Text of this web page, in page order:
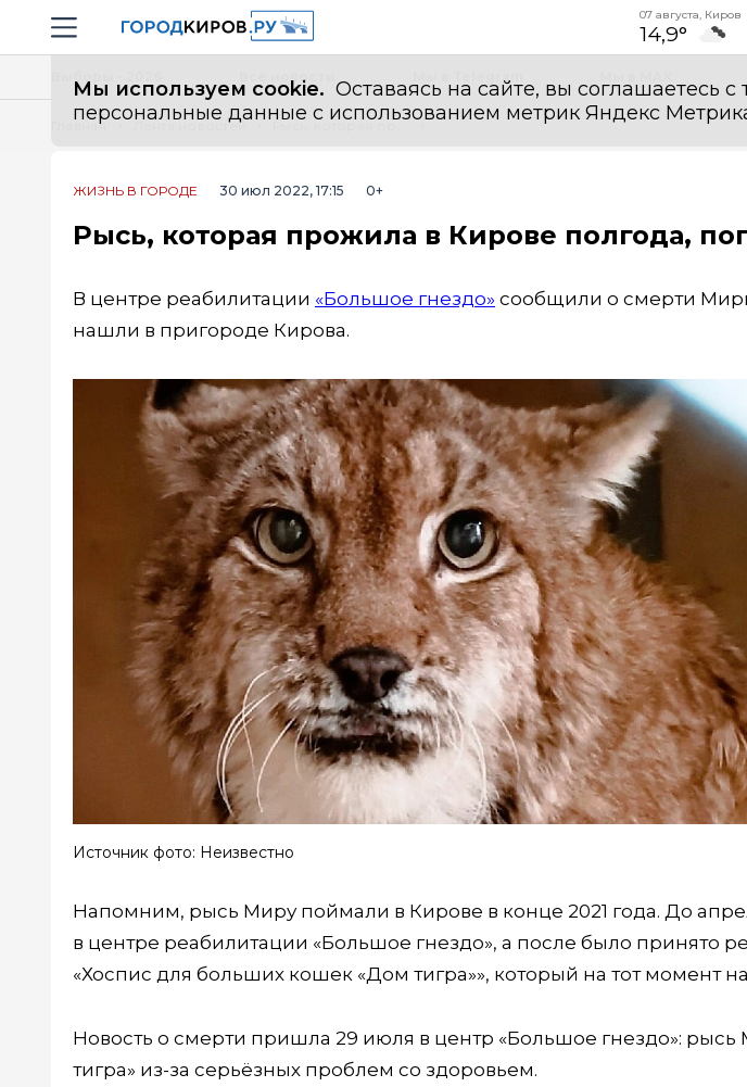
Навигация сайта
07 августа, Киров
14,9°
Мы используем cookie. Оставаясь на сайте, вы соглашаетесь
персональные данные с использованием метрик Яндекс
Все новости
Главная Лента новостей
ЖИЗНЬ В ГОРОДЕ 30 июл 2022, 17:15 0+
Рысь, которая прожила в Кирове полгода,
В центре реабилитации «Большое гнездо» сообщили о смерти
нашли в пригороде Кирова.
Источник фото: Неизвестно
Напомним, рысь Миру поймали в Кирове в конце 2021 года. До
в центре реабилитации «Большое гнездо», а после было принято
«Хоспис для больших кошек «Дом тигра»», который на тот момент
Новость о смерти пришла 29 июля в центр «Большое гнездо»:
тигра» из-за серьёзных проблем со здоровьем.